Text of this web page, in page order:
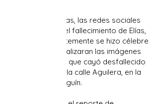
Hace algunos días, las redes sociales
dieron cuenta del fallecimiento de Elías,
anciano que tristemente se hizo célebre
luego de que viralizaran las imágenes
del momento en que cayó desfallecido
por inanición en la calle Aguilera, en la
provincia de Holguín.